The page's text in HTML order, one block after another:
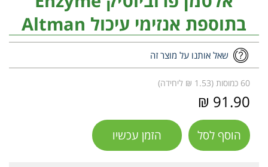
בתוספת אנזימי עיכול Altman
שאל אותנו על מוצר זה
60 כמוסות (1.53 ₪ ליחידה)
91.90 ₪
הוסף לסל הזמן עכשיו